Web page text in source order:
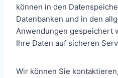
können in den
Datenbanken und in den
Anwendungen gespeichert
Ihre Daten auf sicheren
Wir können Sie